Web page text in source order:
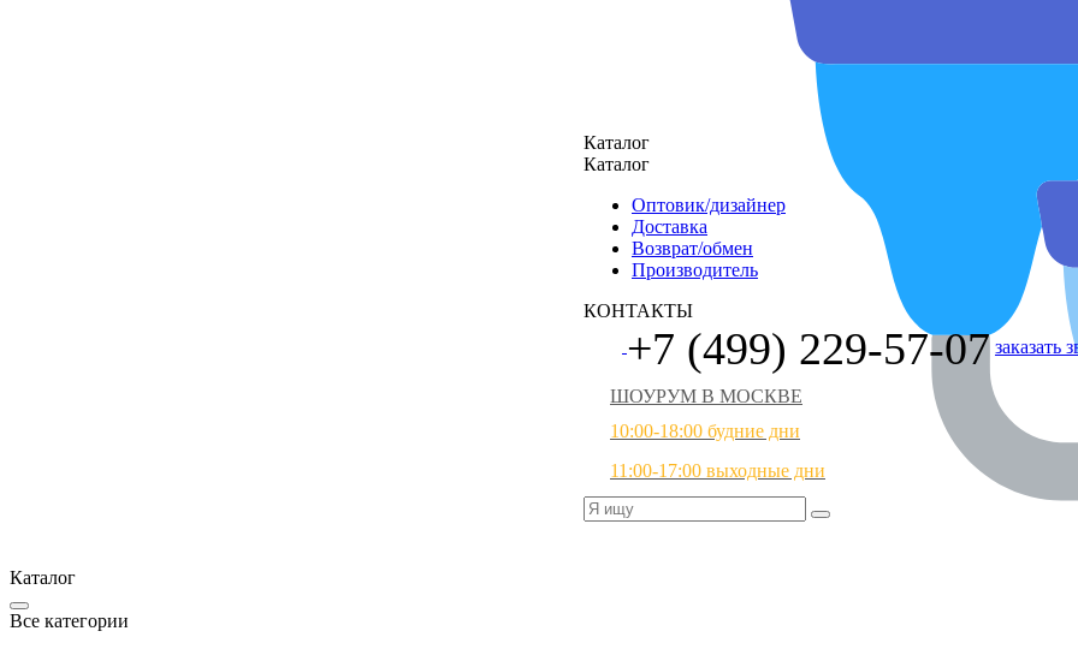
Каталог
Каталог
Оптовик/дизайнер
Доставка
Возврат/обмен
Производитель
КОНТАКТЫ
+7 (499) 229-57-07 заказать
ШОУРУМ В МОСКВЕ
10:00-18:00 будние дни
11:00-17:00 выходные дни
Каталог
Все категории